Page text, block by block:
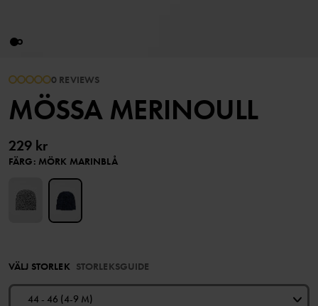
0 REVIEWS
MÖSSA MERINOULL
229 kr
FÄRG: MÖRK MARINBLÅ
VÄLJ STORLEK STORLEKSGUIDE
44 - 46 (4-9 M)